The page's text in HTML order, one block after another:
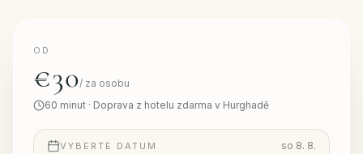
OD
€30/ za osobu
60 minut · Doprava z hotelu zdarma v Hurghadě
VYBERTE DATUM so 8. 8.